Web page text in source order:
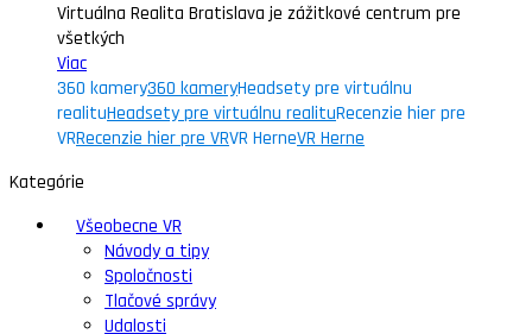
Virtuálna Realita Bratislava je zážitkové centrum pre
všetkých
Viac
360 kamery360 kameryHeadsety pre virtuálnu
realituHeadsety pre virtuálnu realituRecenzie hier pre
VRRecenzie hier pre VRVR HerneVR Herne
Kategórie
Všeobecne VR
Návody a tipy
Spoločnosti
Tlačové správy
Udalosti